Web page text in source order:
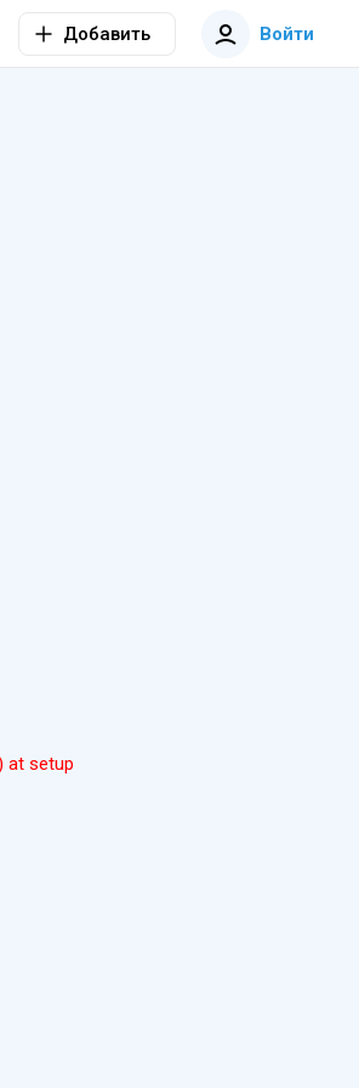
Добавить Войти
at setup